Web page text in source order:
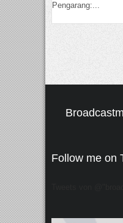
Pengarang:...
Follow me on